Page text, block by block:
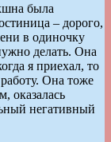
была
– дорого,
в одиночку
делать. Она
я приехал, то
работу. Она тоже
оказалась
негативный